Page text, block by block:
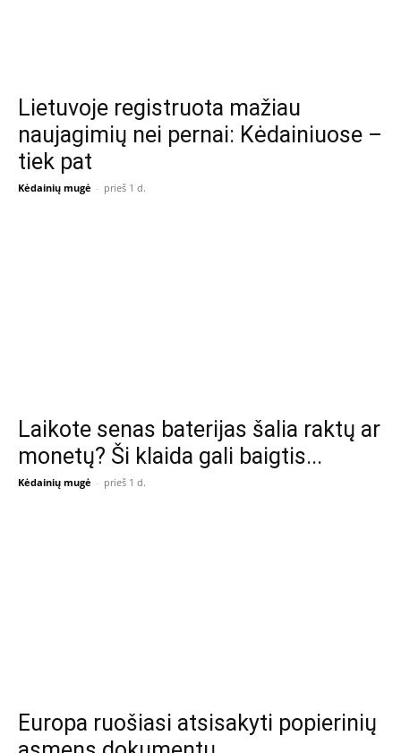
Lietuvoje registruota mažiau
naujagimių nei pernai: Kėdainiuose –
tiek pat
Kėdainių mugė - prieš 1 d.
Laikote senas baterijas šalia raktų ar
monetų? Ši klaida gali baigtis...
Kėdainių mugė - prieš 1 d.
Europa ruošiasi atsisakyti popierinių